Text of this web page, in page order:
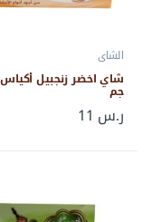
الشاي
جم
ر.س